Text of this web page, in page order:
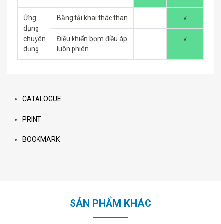
Ứng
dụng
chuyên
dụng
Băng tải khai thác than v
Điều khiển bơm điều áp
luôn phiên
v
CATALOGUE
PRINT
BOOKMARK
SẢN PHẨM KHÁC